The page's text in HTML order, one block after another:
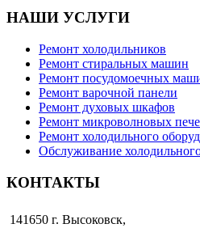
НАШИ УСЛУГИ
Ремонт холодильников
Ремонт стиральных машин
Ремонт посудомоечных
Ремонт варочной панели
Ремонт духовых шкафов
Ремонт микроволновых
Ремонт холодильного
Обслуживание
КОНТАКТЫ
141650 г. Высоковск,